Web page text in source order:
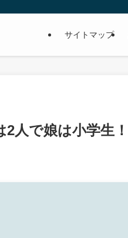
サイトマップ
人で娘は小学生！